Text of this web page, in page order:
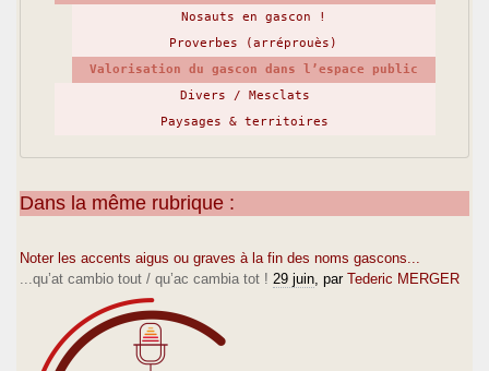
Nosauts en gascon !
Proverbes (arréprouès)
Valorisation du gascon dans l’espace public
Divers / Mesclats
Paysages & territoires
Dans la même rubrique :
Noter les accents aigus ou graves à la fin des noms gascons...
...qu’at cambio tout / qu’ac cambia tot ! 29 juin , par Tederic MERGER